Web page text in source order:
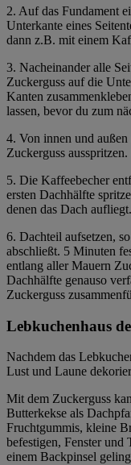
2. Auf das Fundament
Unterkante eines
dann z.B. mit einem
3. Nacheinander alle
Zuckerguss auf die
Kanten
lassen, bevor du zum
4. Von innen und
Zuckerguss
5. Die Kaffeebecher
ersten Dachhälfte
denen das Dach aufliegt.
6. Dachteil aufsetzen,
abschließt. 5 Minuten
entlang aller Mauern
Dachhälfte genauso
Zuckerguss
Lebkuchenhaus
Nachdem das
Lust und Laune
Mit dem Zuckerguss
Butterkekse als
Fruchtgummis, kleine
befestigen, Fenster und
einem Backpinsel